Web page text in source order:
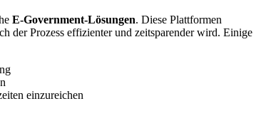
E-Government-Lösungen. Diese Plattformen
der Prozess effizienter und zeitsparender wird. Einige
einzureichen